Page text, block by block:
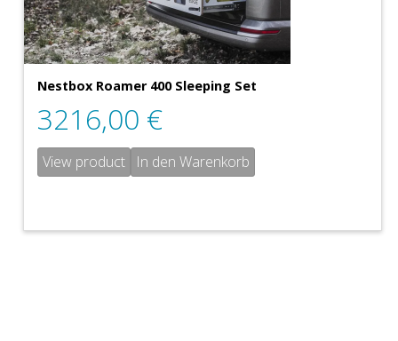
Nestbox Roamer 400 Sleeping Set
3216,00 €
View product In den Warenkorb